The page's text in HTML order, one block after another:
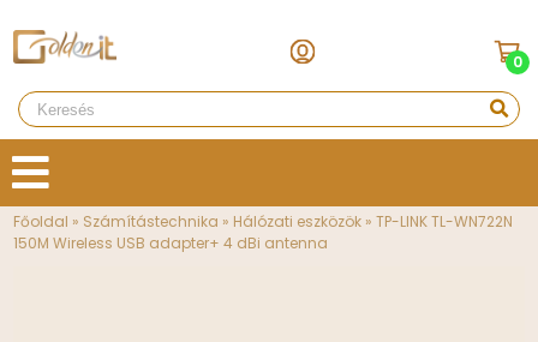
0
Főoldal » Számítástechnika » Hálózati eszközök »TP-LINK TL-WN722N
150M Wireless USB adapter+ 4 dBi antenna